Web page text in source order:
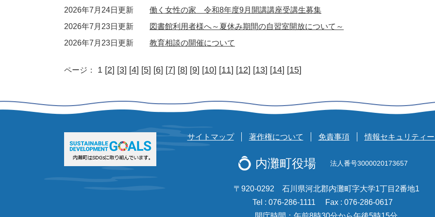
2026年7月24日更新
働く女性の家 令和8年度9月開講講座受講生募集
2026年7月23日更新
図書館利用者様へ～夏休み期間の自習室開放について～
2026年7月23日更新
教育相談の開催について
ページ： 1 [2] [3] [4] [5] [6] [7] [8] [9] [10] [11] [12] [13] [14] [15]
サイトマップ 著作権について 免責事項 情報セキュリティ
内灘町役場 法人番号3000020173657
〒920-0292 石川県河北郡内灘町字大学1丁目2番地1
Tel : 076-286-1111
Fax : 076-286-0617